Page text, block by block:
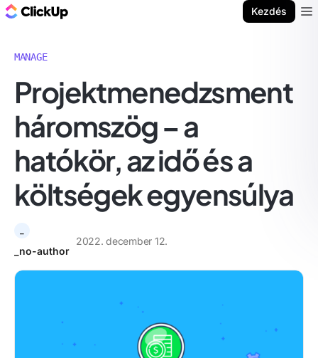
Kezdés
MANAGE
Projektmenedzsment
háromszög – a
hatókör, az idő és a
költségek egyensúlya
_no-author
2022. december 12.